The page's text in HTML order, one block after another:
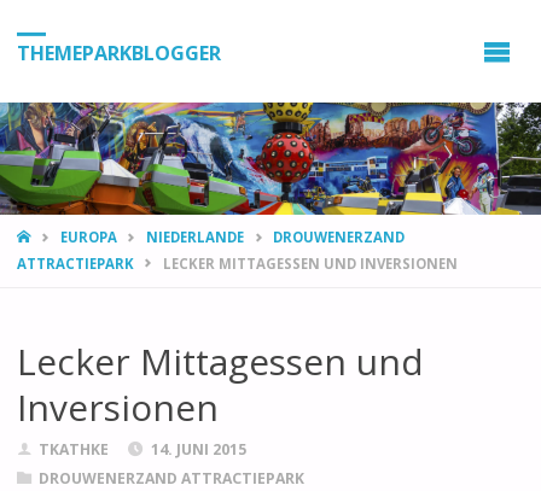
THEMEPARKBLOGGER
HOMEEUROPA NIEDERLANDE
DROUWENERZAND
ATTRACTIEPARK
LECKER MITTAGESSEN UND INVERSIONEN
Lecker Mittagessen und
Inversionen
TKATHKE
14. JUNI 2015
DROUWENERZAND ATTRACTIEPARK